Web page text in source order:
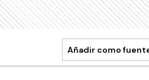
Añadir como